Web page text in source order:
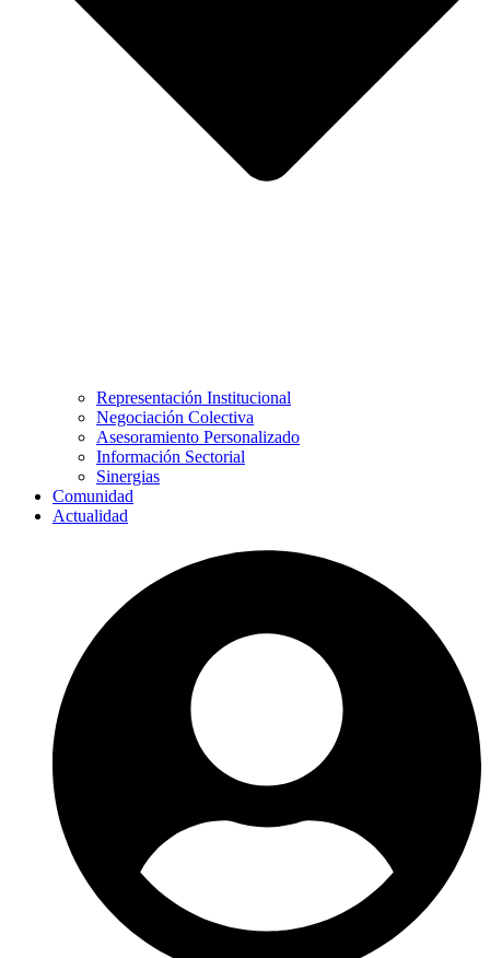
Representación Institucional
Negociación Colectiva
Asesoramiento Personalizado
Información Sectorial
Sinergias
Comunidad
Actualidad